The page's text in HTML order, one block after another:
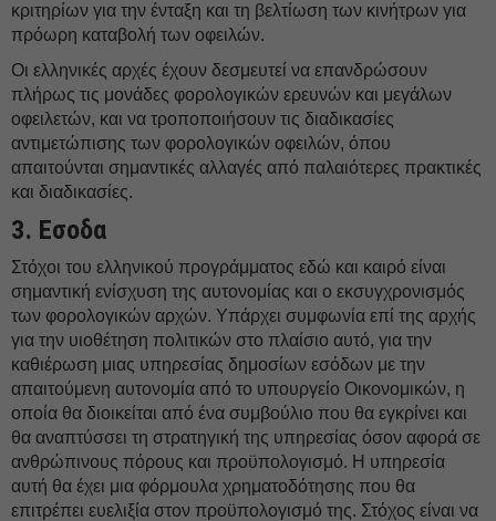
κριτηρίων για την ένταξη και τη βελτίωση των κινήτρων για
πρόωρη καταβολή των οφειλών.
Οι ελληνικές αρχές έχουν δεσμευτεί να επανδρώσουν
πλήρως τις μονάδες φορολογικών ερευνών και μεγάλων
οφειλετών, και να τροποποιήσουν τις διαδικασίες
αντιμετώπισης των φορολογικών οφειλών, όπου
απαιτούνται σημαντικές αλλαγές από παλαιότερες πρακτικές
και διαδικασίες.
3. Εσοδα
Στόχοι του ελληνικού προγράμματος εδώ και καιρό είναι
σημαντική ενίσχυση της αυτονομίας και ο εκσυγχρονισμός
των φορολογικών αρχών. Υπάρχει συμφωνία επί της αρχής
για την υιοθέτηση πολιτικών στο πλαίσιο αυτό, για την
καθιέρωση μιας υπηρεσίας δημοσίων εσόδων με την
απαιτούμενη αυτονομία από το υπουργείο Οικονομικών, η
οποία θα διοικείται από ένα συμβούλιο που θα εγκρίνει και
θα αναπτύσσει τη στρατηγική της υπηρεσίας όσον αφορά σε
ανθρώπινους πόρους και προϋπολογισμό. Η υπηρεσία
αυτή θα έχει μια φόρμουλα χρηματοδότησης που θα
επιτρέπει ευελιξία στον προϋπολογισμό της. Στόχος είναι να